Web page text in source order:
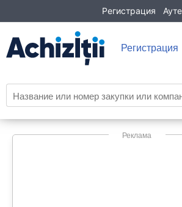
Регистрация
Регистрация
Реклама